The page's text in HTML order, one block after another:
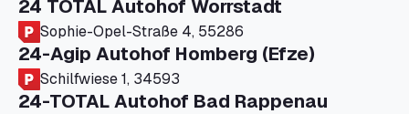
24 TOTAL Autohof Worrstadt
Sophie-Opel-Straße 4, 55286
24-Agip Autohof Homberg (Efze)
Schilfwiese 1, 34593
24-TOTAL Autohof Bad Rappenau